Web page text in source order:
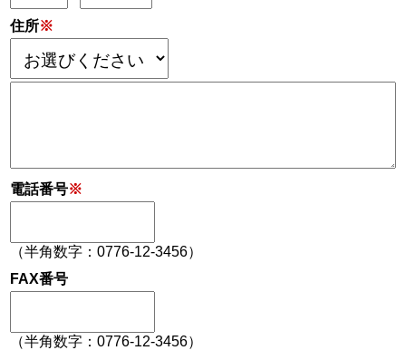
住所※
電話番号※
（半角数字：0776-12-3456）
FAX番号
（半角数字：0776-12-3456）